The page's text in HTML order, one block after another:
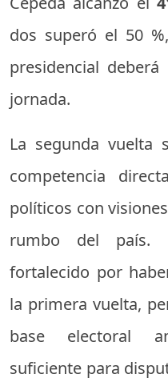
dos superó el 50
presidencial
jornada.
La segunda vuelta
competencia
políticos con
rumbo del país.
fortalecido por
la primera vuelta,
base electoral
suficiente para